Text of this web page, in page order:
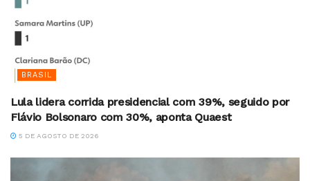
BRASIL
Lula lidera corrida presidencial com 39%, seguido por
Flávio Bolsonaro com 30%, aponta Quaest
5 DE AGOSTO DE 2026